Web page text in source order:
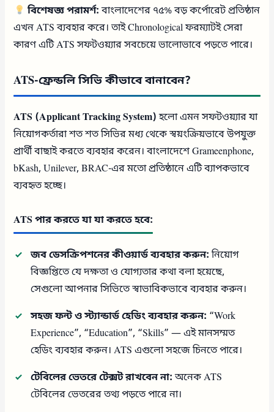
বিশেষজ্ঞ পরামর্শ:বাংলাদেশের ৭৫% বড় কর্পোরেট প্রতিষ্ঠান
এখন ATS ব্যবহার করে। তাই Chronological ফরম্যাটই সেরা
কারণ এটি ATS সফটওয়্যার সবচেয়ে ভালোভাবে পড়তে পারে।
ATS-ফ্রেন্ডলি সিভি কীভাবে বানাবেন?
ATS (Applicant Tracking System)হলো এমন সফটওয়্যার যা
নিয়োগকর্তারা শত শত সিভির মধ্য থেকে স্বয়ংক্রিয়ভাবে উপযুক্ত
প্রার্থী বাছাই করতে ব্যবহার করেন। বাংলাদেশে Grameenphone,
bKash, Unilever, BRAC-এর মতো প্রতিষ্ঠানে এটি ব্যাপকভাবে
ব্যবহৃত হচ্ছে।
ATS পার করতে যা যা করতে হবে:
জব ডেসক্রিপশনের কীওয়ার্ড ব্যবহার করুন:নিয়োগ
বিজ্ঞপ্তিতে যে দক্ষতা ও যোগ্যতার কথা বলা হয়েছে,
সেগুলো আপনার সিভিতে স্বাভাবিকভাবে ব্যবহার করুন।
সহজ ফন্ট ও স্ট্যান্ডার্ড হেডিং ব্যবহার করুন: “Work
Experience”, “Education”, “Skills” — এই মানসম্মত
হেডিং ব্যবহার করুন। ATS এগুলো সহজে চিনতে পারে।
টেবিলের ভেতরে টেক্সট রাখবেন না:অনেক ATS
টেবিলের ভেতরের তথ্য পড়তে পারে না।